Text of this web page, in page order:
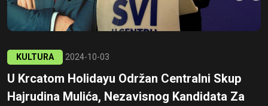
KULTURA 2024-10-03
U Krcatom Holidayu Održan Centralni Skup
Hajrudina Mulića, Nezavisnog Kandidata Za